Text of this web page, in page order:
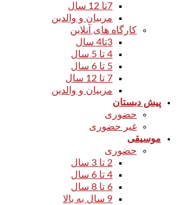
7تا 12 سال
مربیان و والدین
کارگاه های آنلاین
3تا4 سال
4 تا 5 سال
5 تا 6 سال
7 تا 12 سال
مربیان و والدین
پیش دبستان
حضوری
غیر حضوری
موسیقی
حضوری
2 تا 3 سال
4 تا 6 سال
6 تا 8 سال
9 سال به بالا